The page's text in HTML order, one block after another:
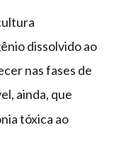
dissolvido ao
nas fases de
ainda, que
tóxica ao